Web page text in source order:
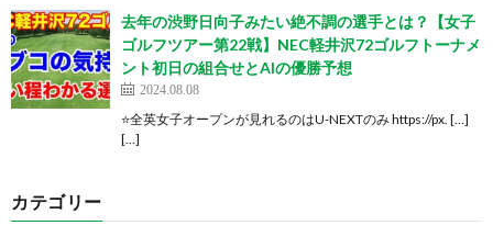
去年の渋野日向子みたい絶不調の選手とは？【女子
ゴルフツアー第22戦】NEC軽井沢72ゴルフトーナメ
ント初日の組合せとAIの優勝予想
2024.08.08
⭐️全英女子オープンが見れるのはU-NEXTのみ https://px. […]
[…]
カテゴリー